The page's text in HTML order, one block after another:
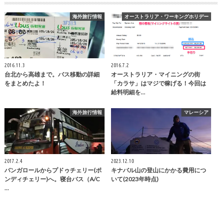
海外旅行情報
2016.11.3
台北から高雄まで。バス移動の詳細
をまとめたよ！
オーストラリア・ワーキングホリデー
2016.7.2
オーストラリア・マイニングの街
「カラサ」はマジで稼げる！今回は
給料明細を…
海外旅行情報
2017.2.4
バンガロールからプドゥチェリー(ポ
ンディチェリー)へ。寝台バス（A/C
…
マレーシア
2023.12.10
キナバル山の登山にかかる費用につ
いて(2023年時点)